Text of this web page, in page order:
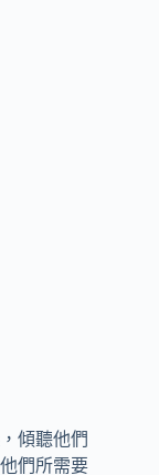
傾聽他們
們所需要